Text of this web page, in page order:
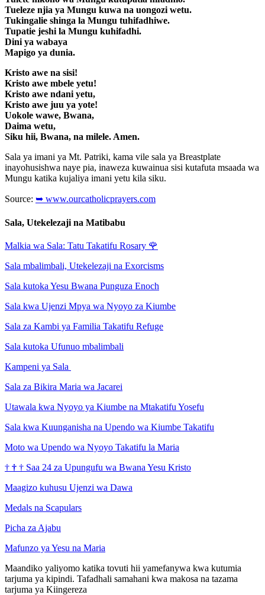
Tueleze njia ya Mungu kuwa na uongozi wetu.
Tukingalie shinga la Mungu tuhifadhiwe.
Tupatie jeshi la Mungu kuhifadhi.
Dini ya wabaya
Mapigo ya dunia.
Kristo awe na sisi!
Kristo awe mbele yetu!
Kristo awe ndani yetu,
Kristo awe juu ya yote!
Uokole wawe, Bwana,
Daima wetu,
Siku hii, Bwana, na milele. Amen.
Sala ya imani ya Mt. Patriki, kama vile sala ya Breastplate
inayohusishwa naye pia, inaweza kuwainua sisi kutafuta msaada wa
Mungu katika kujaliya imani yetu kila siku.
Source: ➥ www.ourcatholicprayers.com
Sala, Utekelezaji na Matibabu
Malkia wa Sala: Tatu Takatifu Rosary 🌹
Sala mbalimbali, Utekelezaji na Exorcisms
Sala kutoka Yesu Bwana Punguza Enoch
Sala kwa Ujenzi Mpya wa Nyoyo za Kiumbe
Sala za Kambi ya Familia Takatifu Refuge
Sala kutoka Ufunuo mbalimbali
Kampeni ya Sala
Sala za Bikira Maria wa Jacarei
Utawala kwa Nyoyo ya Kiumbe na Mtakatifu Yosefu
Sala kwa Kuunganisha na Upendo wa Kiumbe Takatifu
Moto wa Upendo wa Nyoyo Takatifu la Maria
† † † Saa 24 za Upungufu wa Bwana Yesu Kristo
Maagizo kuhusu Ujenzi wa Dawa
Medals na Scapulars
Picha za Ajabu
Mafunzo ya Yesu na Maria
Maandiko yaliyomo katika tovuti hii yamefanywa kwa kutumia
tarjuma ya kipindi. Tafadhali samahani kwa makosa na tazama
tarjuma ya Kiingereza